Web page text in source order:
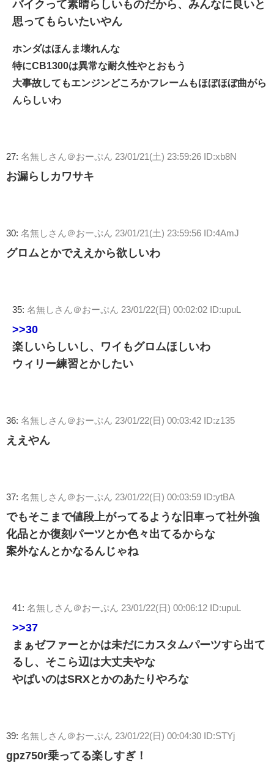
バイクって素晴らしいものだから、みんなに良いと
思ってもらいたいやん
ホンダはほんま壊れんな
特にCB1300は異常な耐久性やとおもう
大事故してもエンジンどころかフレームもほぼほぼ曲がら
んらしいわ
27: 名無しさん＠おーぷん 23/01/21(土) 23:59:26 ID:xb8N
お漏らしカワサキ
30: 名無しさん＠おーぷん 23/01/21(土) 23:59:56 ID:4AmJ
グロムとかでええから欲しいわ
35: 名無しさん＠おーぷん 23/01/22(日) 00:02:02 ID:upuL
>>30
楽しいらしいし、ワイもグロムほしいわ
ウィリー練習とかしたい
36: 名無しさん＠おーぷん 23/01/22(日) 00:03:42 ID:z135
ええやん
37: 名無しさん＠おーぷん 23/01/22(日) 00:03:59 ID:ytBA
でもそこまで値段上がってるような旧車って社外強
化品とか復刻パーツとか色々出てるからな
案外なんとかなるんじゃね
41: 名無しさん＠おーぷん 23/01/22(日) 00:06:12 ID:upuL
>>37
まぁゼファーとかは未だにカスタムパーツすら出て
るし、そこら辺は大丈夫やな
やばいのはSRXとかのあたりやろな
39: 名無しさん＠おーぷん 23/01/22(日) 00:04:30 ID:STYj
gpz750r乗ってる楽しすぎ！